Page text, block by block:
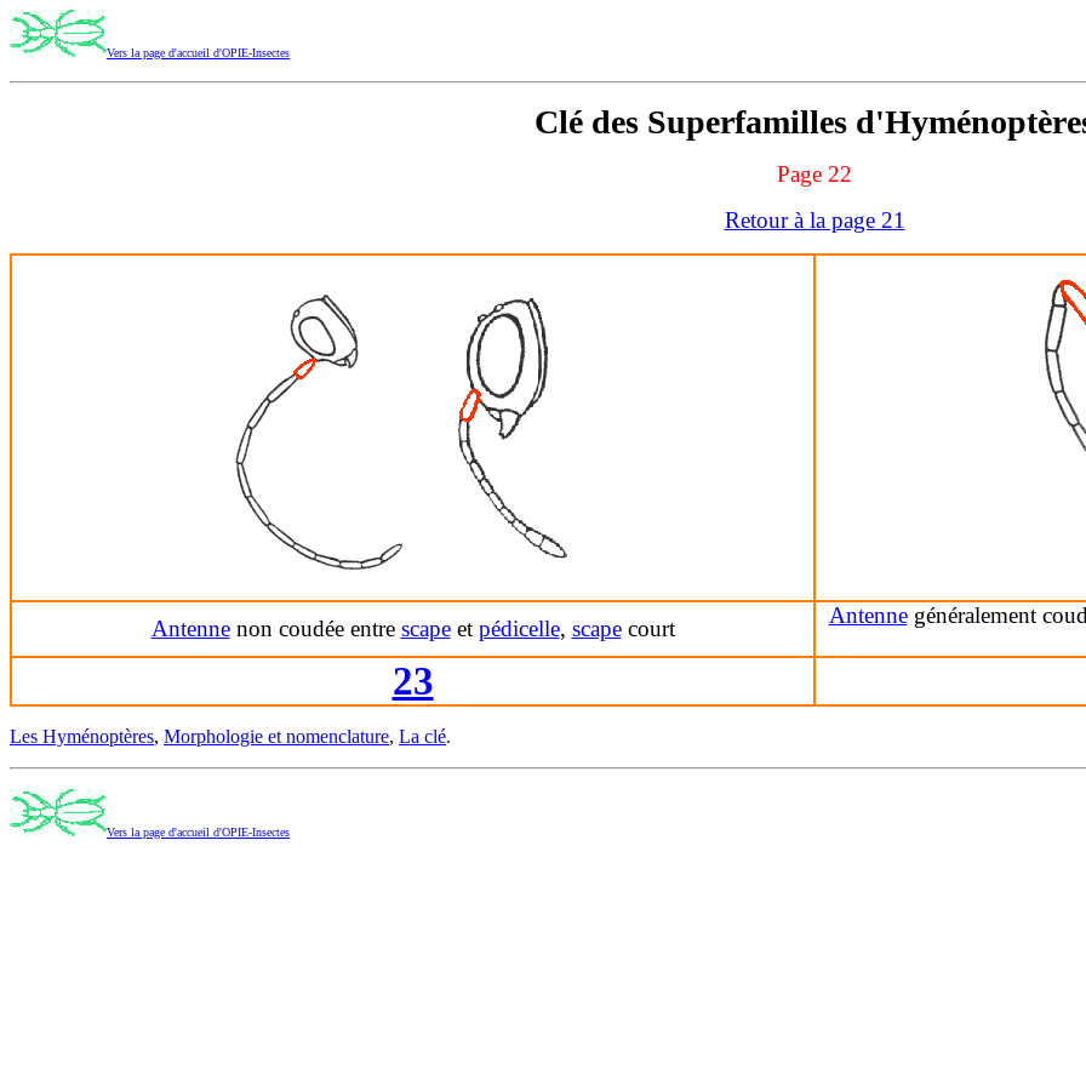
Vers la page d'accueil d'OPIE-Insectes
Clé des Superfamilles
Page 22
Retour à la page 21
Antennenon coudée entre scapeet pédicelle, scapecourt
Antennegénéralement
23
Les Hyménoptères, Morphologie et nomenclature, La clé.
Vers la page d'accueil d'OPIE-Insectes